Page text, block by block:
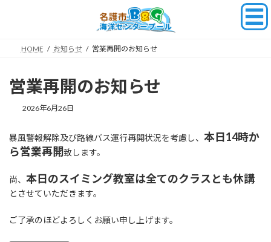
HOME お知らせ 営業再開のお知らせ
営業再開のお知らせ
2026年6月26日
暴風警報解除及び路線バス運行再開状況を考慮し、 本日14時か
ら営業再開致します。
尚、 本日のスイミング教室は全てのクラスとも休講
とさせていただきます。
ご了承のほどよろしくお願い申し上げます。